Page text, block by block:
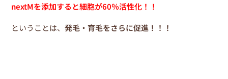
nextMを添加すると細胞が60％活性化！！
ということは、発毛・育毛をさらに促進！！！